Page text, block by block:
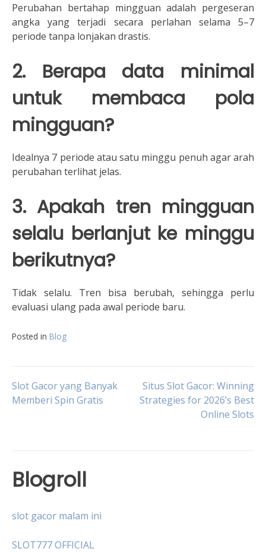
Perubahan bertahap mingguan adalah pergeseran
angka yang terjadi secara perlahan selama 5–7
periode tanpa lonjakan drastis.
2. Berapa data minimal
untuk membaca pola
mingguan?
Idealnya 7 periode atau satu minggu penuh agar arah
perubahan terlihat jelas.
3. Apakah tren mingguan
selalu berlanjut ke minggu
berikutnya?
Tidak selalu. Tren bisa berubah, sehingga perlu
evaluasi ulang pada awal periode baru.
Posted in Blog
Post
Slot Gacor yang Banyak
Memberi Spin Gratis
Situs Slot Gacor: Winning
Strategies for 2026’s Best
Online Slots
Blogroll
slot gacor malam ini
SLOT777 OFFICIAL